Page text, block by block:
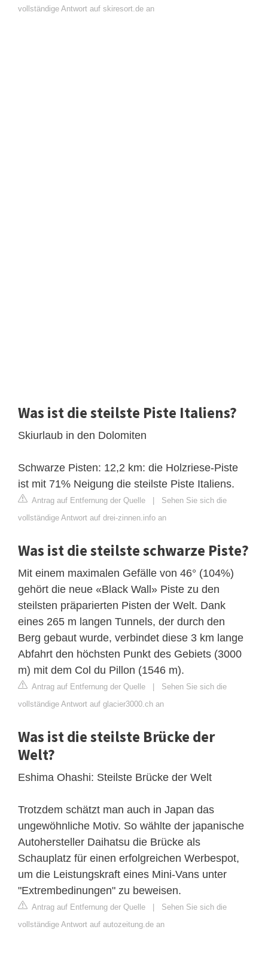
vollständige Antwort auf skiresort.de an
Was ist die steilste Piste Italiens?
Skiurlaub in den Dolomiten
Schwarze Pisten: 12,2 km: die Holzriese-Piste
ist mit 71% Neigung die steilste Piste Italiens.
Antrag auf Entfernung der Quelle | Sehen Sie sich die
vollständige Antwort auf drei-zinnen.info an
Was ist die steilste schwarze Piste?
Mit einem maximalen Gefälle von 46° (104%)
gehört die neue «Black Wall» Piste zu den
steilsten präparierten Pisten der Welt. Dank
eines 265 m langen Tunnels, der durch den
Berg gebaut wurde, verbindet diese 3 km lange
Abfahrt den höchsten Punkt des Gebiets (3000
m) mit dem Col du Pillon (1546 m).
Antrag auf Entfernung der Quelle | Sehen Sie sich die
vollständige Antwort auf glacier3000.ch an
Was ist die steilste Brücke der
Welt?
Eshima Ohashi: Steilste Brücke der Welt
Trotzdem schätzt man auch in Japan das
ungewöhnliche Motiv. So wählte der japanische
Autohersteller Daihatsu die Brücke als
Schauplatz für einen erfolgreichen Werbespot,
um die Leistungskraft eines Mini-Vans unter
"Extrembedinungen" zu beweisen.
Antrag auf Entfernung der Quelle | Sehen Sie sich die
vollständige Antwort auf autozeitung.de an